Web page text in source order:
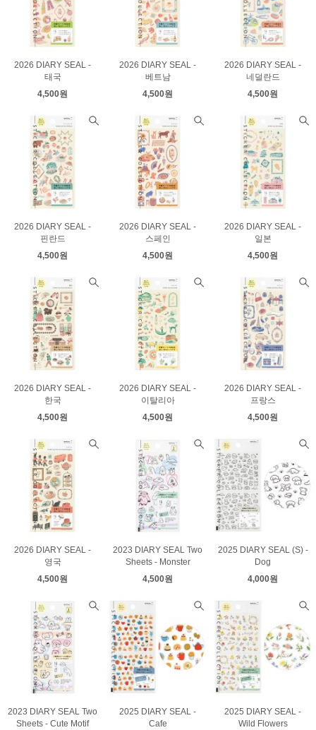
2026 DIARY SEAL -
태국
4,500원
2026 DIARY SEAL -
베트남
4,500원
2026 DIARY SEAL -
네덜란드
4,500원
2026 DIARY SEAL -
핀란드
4,500원
2026 DIARY SEAL -
스페인
4,500원
2026 DIARY SEAL -
일본
4,500원
2026 DIARY SEAL -
한국
4,500원
2026 DIARY SEAL -
이탈리아
4,500원
2026 DIARY SEAL -
프랑스
4,500원
2026 DIARY SEAL -
영국
4,500원
2023 DIARY SEAL Two
Sheets - Monster
4,500원
2025 DIARY SEAL (S) -
Dog
4,000원
2023 DIARY SEAL Two
Sheets - Cute Motif
2025 DIARY SEAL -
Cafe
2025 DIARY SEAL -
Wild Flowers